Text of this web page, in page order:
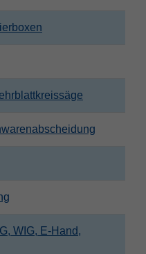
WIG, E-Hand,